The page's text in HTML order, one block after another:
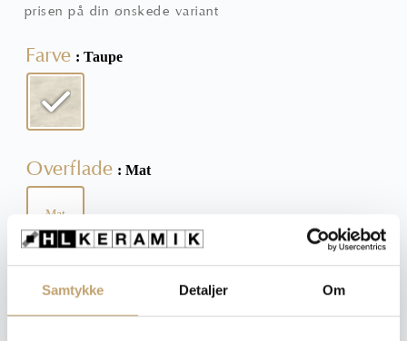
Samtykke Detaljer Om
prisen på din ønskede variant
Farve : Taupe
Overflade : Mat
Mat
Størrelse